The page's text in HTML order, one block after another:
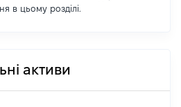
в цьому розділі.
активи